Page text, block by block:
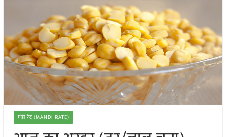
मंडी रेट (MANDI RATE)